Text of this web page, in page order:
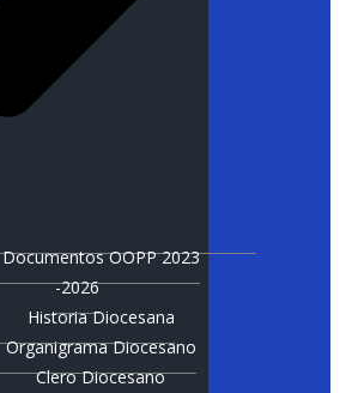
Documentos OOPP 2023
-2026
Historia Diocesana
Organigrama Diocesano
Clero Diocesano